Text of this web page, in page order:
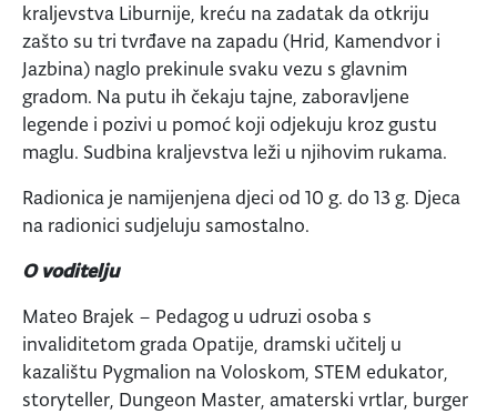
kraljevstva Liburnije, kreću na zadatak da otkriju
zašto su tri tvrđave na zapadu (Hrid, Kamendvor i
Jazbina) naglo prekinule svaku vezu s glavnim
gradom. Na putu ih čekaju tajne, zaboravljene
legende i pozivi u pomoć koji odjekuju kroz gustu
maglu. Sudbina kraljevstva leži u njihovim rukama.
Radionica je namijenjena djeci od 10 g. do 13 g. Djeca
na radionici sudjeluju samostalno.
O voditelju
Mateo Brajek – Pedagog u udruzi osoba s
invaliditetom grada Opatije, dramski učitelj u
kazalištu Pygmalion na Voloskom, STEM edukator,
storyteller, Dungeon Master, amaterski vrtlar, burger